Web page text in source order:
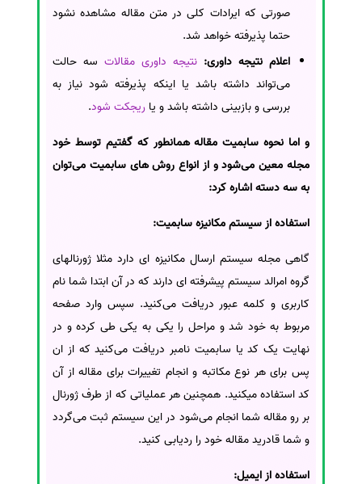
صورتی که ایرادات کلی در متن مقاله مشاهده نشود
حتما پذیرفته خواهد شد.
اعلام نتیجه داوری: نتیجه داوری مقالات سه حالت
می‌تواند داشته باشد یا اینکه پذیرفته شود نیاز به
بررسی و بازبینی داشته باشد و یا ریجکت شود.
و اما نحوه سابمیت مقاله همانطور که گفتیم توسط خود
مجله معین می‌شود و از انواع روش های سابمیت می‌توان
به سه دسته اشاره کرد:
استفاده از سیستم مکانیزه سابمیت:
گاهی مجله سیستم ارسال مکانیزه ای دارد مثلا ژورنالهای
گروه امرالد سیستم پیشرفته ای دارند که در آن ابتدا شما نام
کاربری و کلمه عبور دریافت می‌کنید. سپس وارد صفحه
مربوط به خود شد و مراحل را یکی به یکی طی کرده و در
نهایت یک کد یا سابمیت نامبر دریافت می‌کنید که از ان
پس برای هر نوع مکاتبه و انجام تغییرات برای مقاله از آن
کد استفاده می‎کنید. همچنین هر عملیاتی که از طرف ژورنال
بر رو مقاله شما انجام می‌شود در این سیستم ثبت می‌گردد
و شما قادرید مقاله خود را ردیابی کنید.
استفاده از ایمیل: